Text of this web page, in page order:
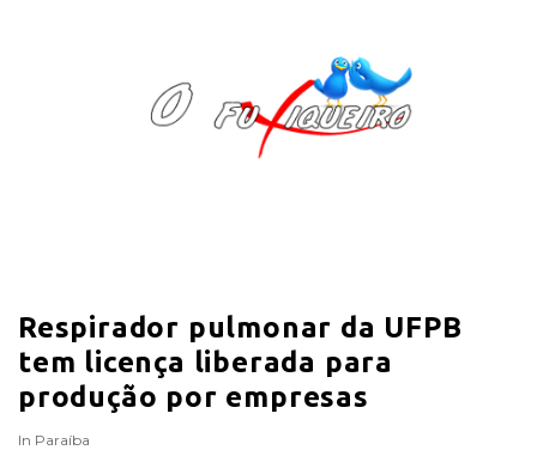
F
q
u
Respirador pulmonar da UFPB
tem licença liberada para
produção por empresas
In Paraíba